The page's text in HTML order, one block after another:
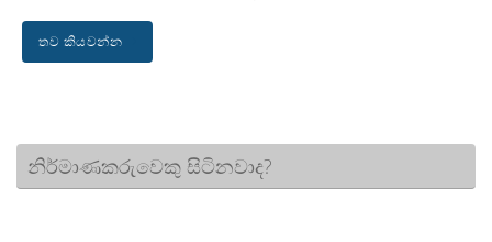
තව කියවන්න
නිර්මාණකරුවෙකු සිටිනවාද?